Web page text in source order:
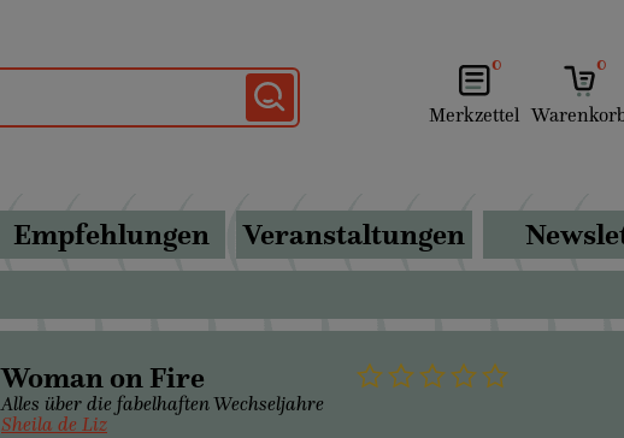
0
Merkzettel
0
Empfehlungen Veranstaltungen
Woman on Fire
Alles über die fabelhaften Wechseljahre
Sheila de Liz